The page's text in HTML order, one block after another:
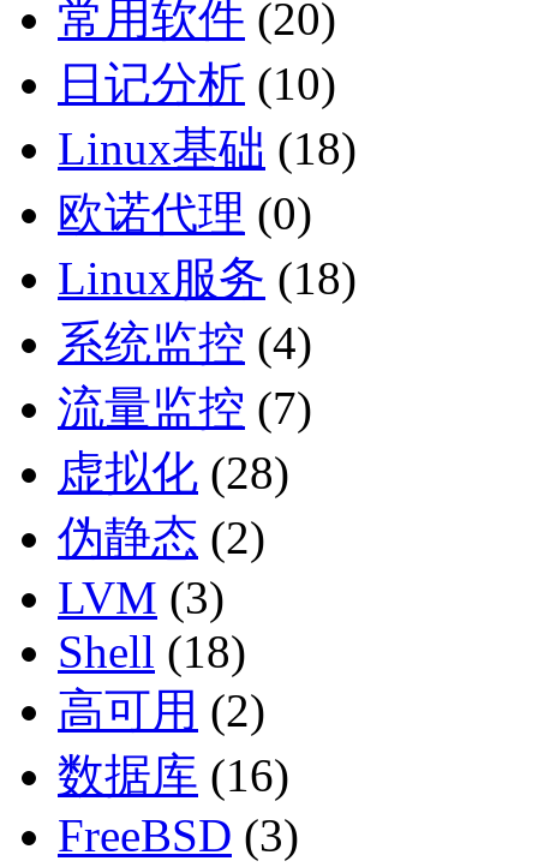
常用软件 (20)
日记分析 (10)
Linux基础 (18)
欧诺代理 (0)
Linux服务 (18)
系统监控 (4)
流量监控 (7)
虚拟化 (28)
伪静态 (2)
LVM (3)
Shell (18)
高可用 (2)
数据库 (16)
FreeBSD (3)